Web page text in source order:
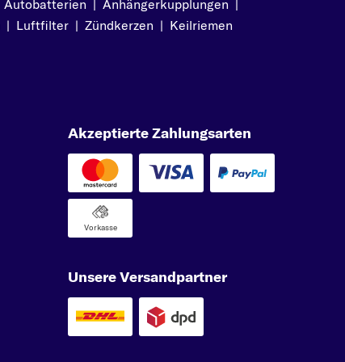
Autobatterien | Anhängerkupplungen |
| Luftfilter | Zündkerzen | Keilriemen
Akzeptierte Zahlungsarten
Vorkasse
Unsere Versandpartner